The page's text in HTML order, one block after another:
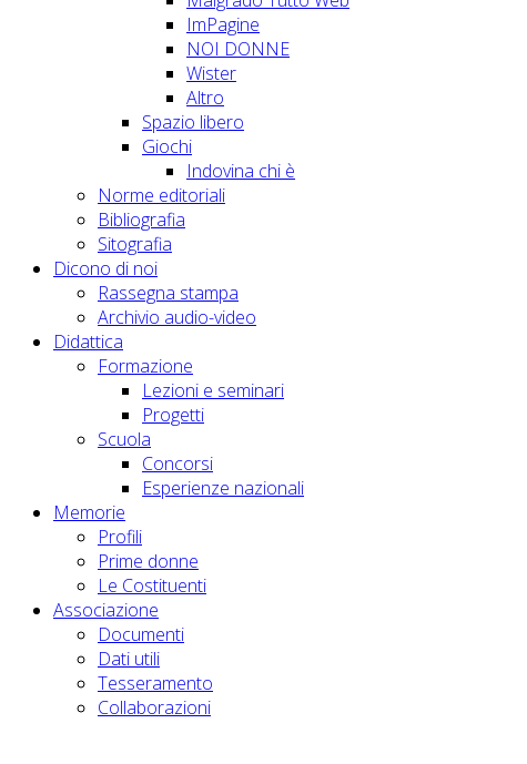
ImPagine
NOI DONNE
Wister
Altro
Spazio libero
Giochi
Indovina chi è
Norme editoriali
Bibliografia
Sitografia
Dicono di noi
Rassegna stampa
Archivio audio-video
Didattica
Formazione
Lezioni e seminari
Progetti
Scuola
Concorsi
Esperienze nazionali
Memorie
Profili
Prime donne
Le Costituenti
Associazione
Documenti
Dati utili
Tesseramento
Collaborazioni